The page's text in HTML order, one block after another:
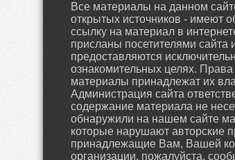
Все материалы на данном
открытых источников - имеют
ссылку на материал в
присланы посетителями сайта
предоставляются
ознакомительных целях. Права
материалы принадлежат их
Администрация сайта
содержание материала не
обнаружили на нашем сайте
которые нарушают авторские
принадлежащие Вам, Вашей
организации, пожалуйста,